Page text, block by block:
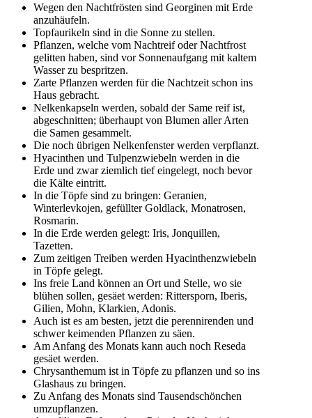
Wegen den Nachtfrösten sind Georginen mit Erde
anzuhäufeln.
Topfaurikeln sind in die Sonne zu stellen.
Pflanzen, welche vom Nachtreif oder Nachtfrost
gelitten haben, sind vor Sonnenaufgang mit kaltem
Wasser zu bespritzen.
Zarte Pflanzen werden für die Nachtzeit schon ins
Haus gebracht.
Nelkenkapseln werden, sobald der Same reif ist,
abgeschnitten; überhaupt von Blumen aller Arten
die Samen gesammelt.
Die noch übrigen Nelkenfenster werden verpflanzt.
Hyacinthen und Tulpenzwiebeln werden in die
Erde und zwar ziemlich tief eingelegt, noch bevor
die Kälte eintritt.
In die Töpfe sind zu bringen: Geranien,
Winterlevkojen, gefüllter Goldlack, Monatrosen,
Rosmarin.
In die Erde werden gelegt: Iris, Jonquillen,
Tazetten.
Zum zeitigen Treiben werden Hyacinthenzwiebeln
in Töpfe gelegt.
Ins freie Land können an Ort und Stelle, wo sie
blühen sollen, gesäet werden: Rittersporn, Iberis,
Gilien, Mohn, Klarkien, Adonis.
Auch ist es am besten, jetzt die perennirenden und
schwer keimenden Pflanzen zu säen.
Am Anfang des Monats kann auch noch Reseda
gesäet werden.
Chrysanthemum ist in Töpfe zu pflanzen und so ins
Glashaus zu bringen.
Zu Anfang des Monats sind Tausendschönchen
umzupflanzen.